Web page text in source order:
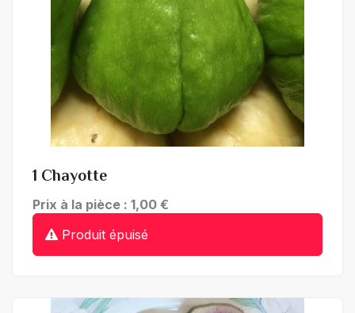
1 Chayotte
Prix à la pièce : 1,00 €
Produit épuisé
+ de détails